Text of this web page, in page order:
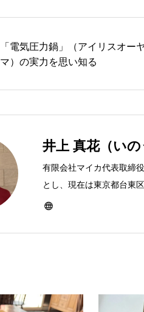
「電気圧力鍋」（アイリスオー
マ）の実力を思い知る
井上 真花（いの
有限会社マイカ代表取締
とし、現在は東京都台東
ーとして雑誌、書籍など
などBtoCコンテンツ、お